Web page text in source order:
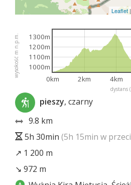
Leaflet |
dystans
wysokość m n.p.m.
0km 2km 4km
1000m
1100m
1200m
1300m
pieszy, czarny
9.8 km
5h 30min (5h 15min w
↗ 1 200 m
↘ 972 m